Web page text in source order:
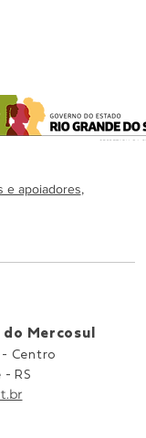
e apoiadores,
Mercosul
- Centro
- RS